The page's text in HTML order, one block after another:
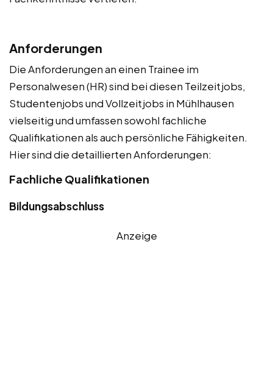
Anforderungen
Die Anforderungen an einen Trainee im
Personalwesen (HR) sind bei diesen Teilzeitjobs,
Studentenjobs und Vollzeitjobs in Mühlhausen
vielseitig und umfassen sowohl fachliche
Qualifikationen als auch persönliche Fähigkeiten.
Hier sind die detaillierten Anforderungen:
Fachliche Qualifikationen
Bildungsabschluss
Anzeige